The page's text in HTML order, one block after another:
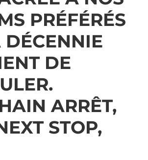
PRÉFÉRÉS
DÉCENNIE
DE
ARRÊT,
STOP,